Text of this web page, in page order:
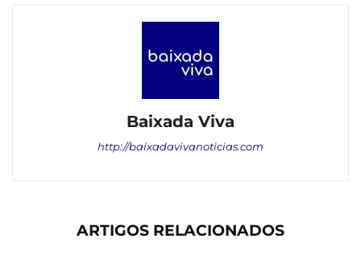
Baixada Viva
http://baixadavivanoticias.com
ARTIGOS RELACIONADOS